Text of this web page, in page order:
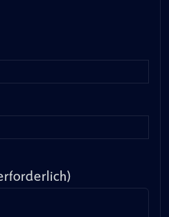
Ihres Beitrags (erforderlich)